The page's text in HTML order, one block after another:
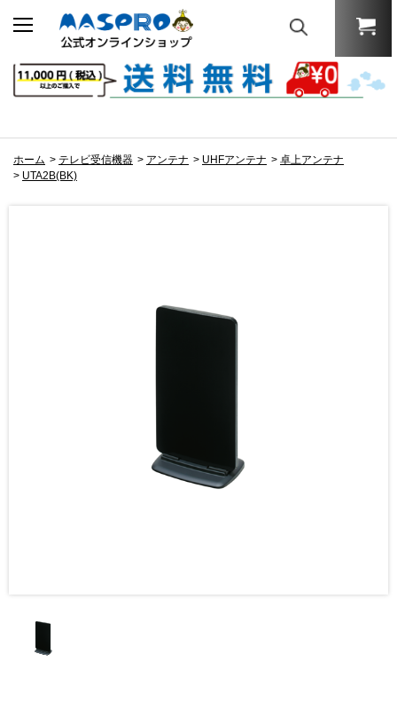
ホーム > テレビ受信機器 > アンテナ > UHFアンテナ > 卓上アンテナ
> UTA2B(BK)